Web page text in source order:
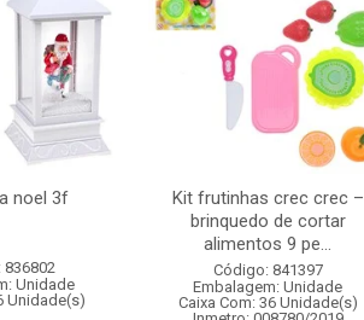
noel 3f
Unidade
Unidade(s)
Kit frutinhas crec crec –
brinquedo de cortar
alimentos 9 pe...
Código: 841397
Embalagem: Unidade
Caixa Com: 36 Unidade(s)